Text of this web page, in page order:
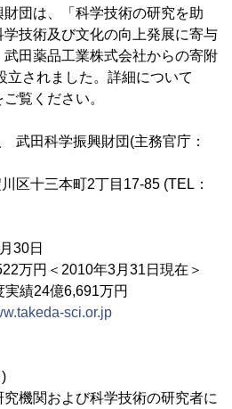
団は、「科学技術の研究を助
技術及び文化の向上発展に寄与
田薬品工業株式会社からの寄附
立されました。詳細について
覧ください。
田科学振興財団(主務官庁：
区十三本町2丁目17-85 (TEL：
30日
万円＜2010年3月31日現在＞
績24億6,691万円
sci.or.jp
機関および科学技術の研究者に